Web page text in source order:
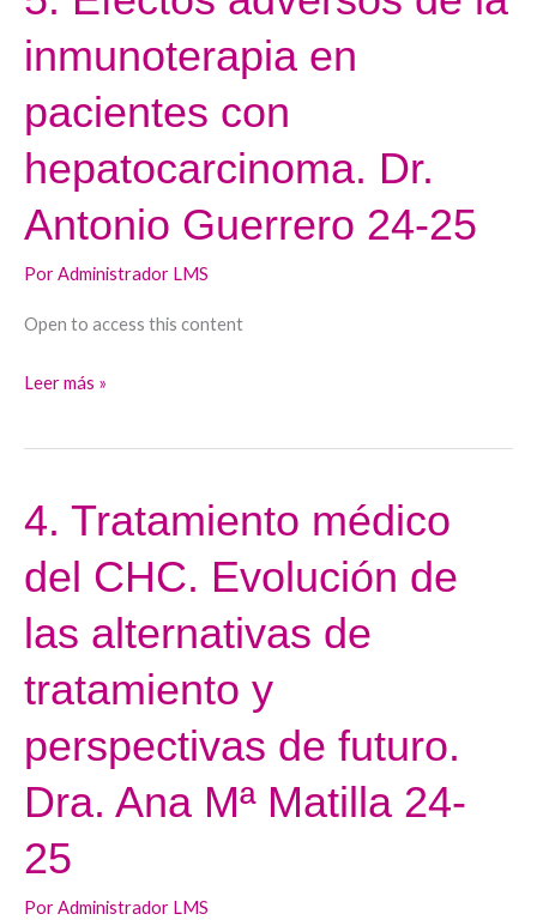
inmunoterapia en
pacientes con
hepatocarcinoma. Dr.
Antonio Guerrero 24-25
PorAdministrador LMS
Open to access this content
Efectos
adversos
la
inmunoterapia
en
pacientes
con
hepatocarcinoma.
Guerrero
Leer más »
4. Tratamiento médico
del CHC. Evolución de
las alternativas de
tratamiento y
perspectivas de futuro.
Dra. Ana Mª Matilla 24-
25
PorAdministrador LMS
4.
Tratamiento
médico
CHC.
de
las
alternativas
de
y